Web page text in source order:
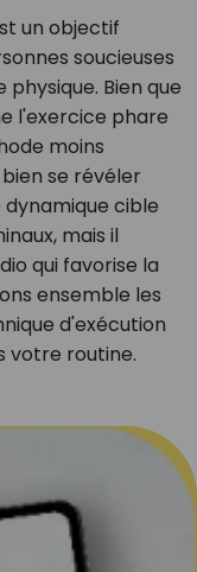
un objectif
soucieuses
Bien que
l'exercice phare
moins
se révéler
cible
mais il
qui favorise la
ensemble les
d'exécution
votre routine.